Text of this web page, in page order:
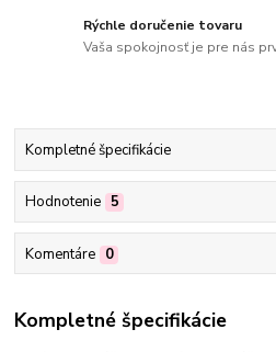
Rýchle doručenie tovaru
Vaša spokojnosť je pre nás
Kompletné špecifikácie
Hodnotenie 5
Komentáre 0
Kompletné špecifikácie